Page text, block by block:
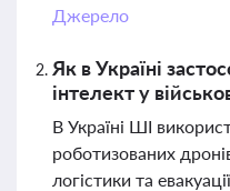
Джерело
Як в Україні
інтелект у
В Україні ШІ
роботизованих
логістики та